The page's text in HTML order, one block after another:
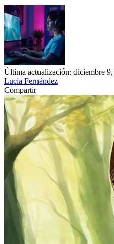
Última actualización: diciembre
Lucía Fernández
Compartir